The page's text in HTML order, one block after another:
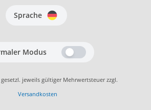
Sprache
Modus
jeweils gültiger Mehrwertsteuer zzgl.
Versandkosten